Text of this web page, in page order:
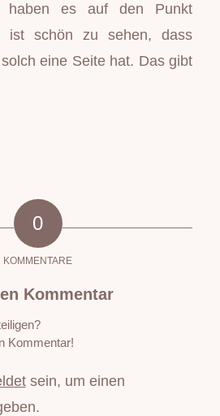
haben es auf den Punkt
ist schön zu sehen, dass
eine Seite hat. Das gibt
0
KOMMENTARE
Kommentar
Kommentar!
sein, um einen